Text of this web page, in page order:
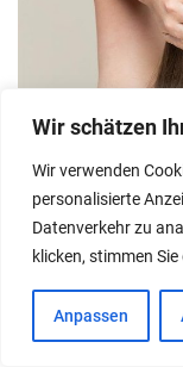
Wir schätzen
Wir verwenden
personalisierte
Datenverkehr zu
klicken, stimmen
Anpassen
HAARE
Posted on21/02/